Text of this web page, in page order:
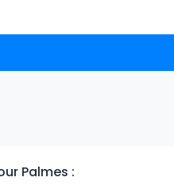
Palmes :